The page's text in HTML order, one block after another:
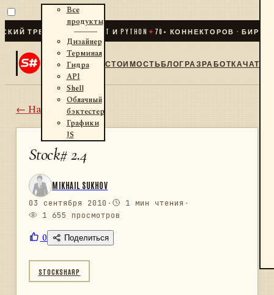
ТРЕЙДИНГ ДЛЯ .NET И PYTHON✦70+ КОННЕКТОРОВ · БИРЖИ ·
Все
продукты
Дизайнер
Терминал
Гидра
API
Shell
Облачный
бэктестер
Графики
JS
СТОИМОСТЬБЛОГРАЗРАБОТКАЧАТ
← Назад
Stock# 2.4
MIKHAIL SUKHOV
03 сентября 2010 · 1 мин чтения ·
1 655 просмотров
0 Поделиться
STOCKSHARP